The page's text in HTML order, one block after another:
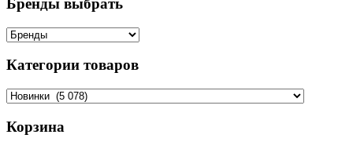
Бренды выбрать
Категории товаров
Корзина